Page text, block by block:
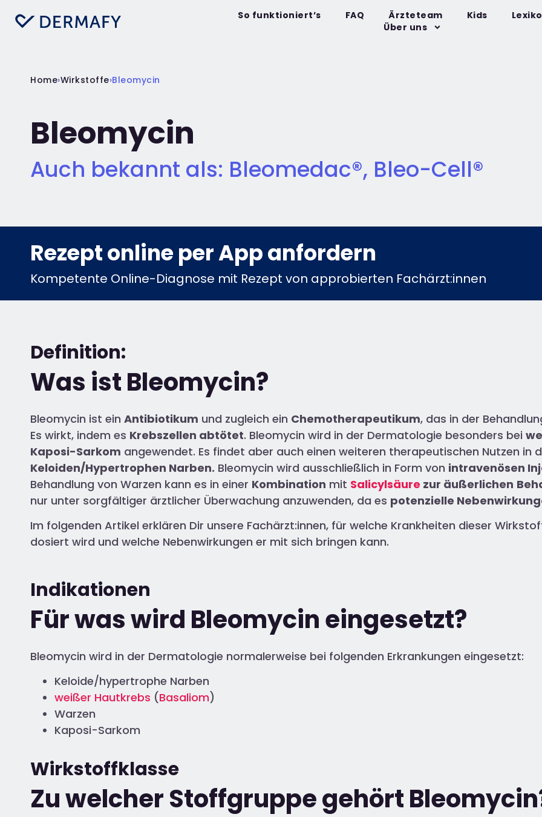
So funktioniert’s FAQ Ärzteteam Kids
Über uns
Home›Wirkstoffe›Bleomycin
Bleomycin
Auch bekannt als: Bleomedac®, Bleo-Cell®
Rezept online per App anfordern​
Kompetente Online-Diagnose mit Rezept von approbierten Fachärzt:innen​
Definition:
Was ist Bleomycin?
Bleomycin ist ein Antibiotikum und zugleich ein Chemotherapeutikum, das in der
Es wirkt, indem es Krebszellen abtötet. Bleomycin wird in der Dermatologie besonders bei
Kaposi-Sarkom angewendet. Es findet aber auch einen weiteren therapeutischen Nutzen in
Keloiden/Hypertrophen Narben. Bleomycin wird ausschließlich in Form von intravenösen
Behandlung von Warzen kann es in einer Kombination mit Salicylsäure zur äußerlichen
nur unter sorgfältiger ärztlicher Überwachung anzuwenden, da es potenzielle
Im folgenden Artikel erklären Dir unsere Fachärzt:innen, für welche Krankheiten dieser
dosiert wird und welche Nebenwirkungen er mit sich bringen kann.
Indikationen
Für was wird Bleomycin eingesetzt?
Bleomycin wird in der Dermatologie normalerweise bei folgenden Erkrankungen eingesetzt:
Keloide/hypertrophe Narben
weißer Hautkrebs (Basaliom)
Warzen
Kaposi-Sarkom
Wirkstoffklasse
Zu welcher Stoffgruppe gehört